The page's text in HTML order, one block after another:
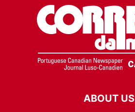
ABOUT US